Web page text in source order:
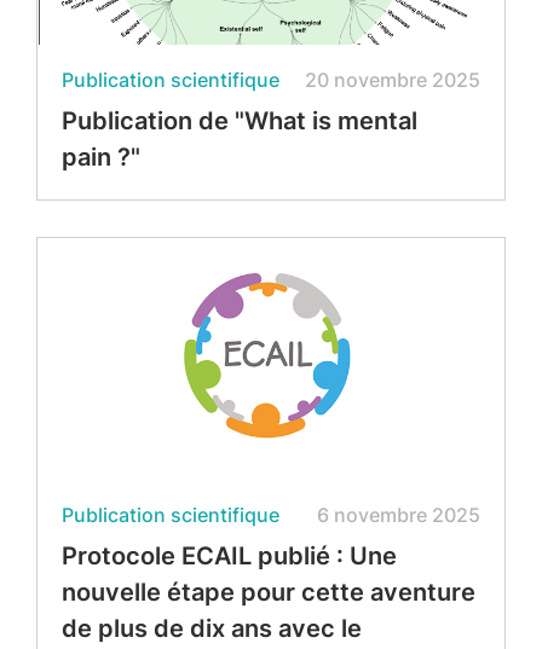
Publication scientifique 20 novembre 2025
Publication de "What is mental
pain ?"
Publication scientifique 6 novembre 2025
Protocole ECAIL publié : Une
nouvelle étape pour cette aventure
de plus de dix ans avec le